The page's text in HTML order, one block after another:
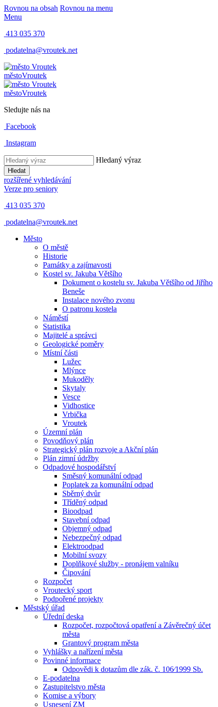
Rovnou na obsah Rovnou na menu
Menu
413 035 370
podatelna@vroutek.net
městoVroutek
městoVroutek
Sledujte nás na
Facebook
Instagram
Hledaný výraz
Hledat
rozšířené vyhledávání
Verze pro seniory
413 035 370
podatelna@vroutek.net
Město
O městě
Historie
Památky a zajímavosti
Kostel sv. Jakuba Většího
Dokument o kostelu sv. Jakuba Většího od Jiřího
Beneše
Instalace nového zvonu
O patronu kostela
Náměstí
Statistika
Majitelé a správci
Geologické poměry
Místní části
Lužec
Mlýnce
Mukoděly
Skytaly
Vesce
Vidhostice
Vrbička
Vroutek
Územní plán
Povodňový plán
Strategický plán rozvoje a Akční plán
Plán zimní údržby
Odpadové hospodářství
Směsný komunální odpad
Poplatek za komunální odpad
Sběrný dvůr
Tříděný odpad
Bioodpad
Stavební odpad
Objemný odpad
Nebezpečný odpad
Elektroodpad
Mobilní svozy
Doplňkové služby - pronájem valníku
Čipování
Rozpočet
Vroutecký sport
Podpořené projekty
Městský úřad
Úřední deska
Rozpočet, rozpočtová opatření a Závěrečný účet
města
Grantový program města
Vyhlášky a nařízení města
Povinné informace
Odpovědi k dotazům dle zák. č. 106⁄1999 Sb.
E-podatelna
Zastupitelstvo města
Komise a výbory
Usnesení ZM